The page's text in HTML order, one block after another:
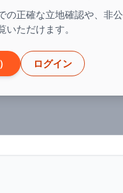
の正確な立地確認や、非公
ただけます。
ログイン